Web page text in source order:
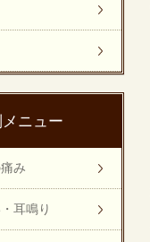
ニュー
み
耳鳴り